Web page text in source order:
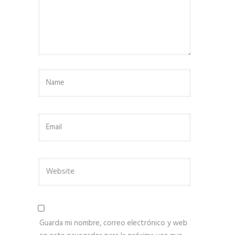
Guarda mi nombre, correo electrónico y web